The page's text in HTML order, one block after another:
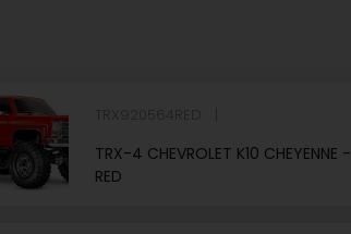
TRX920564RED
TRX-4 CHEVROLET K10 CHEYENNE -
RED